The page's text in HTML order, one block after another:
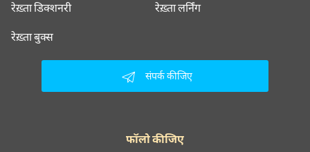
रेख़्ता डिक्शनरी रेख़्ता लर्निंग
रेख़्ता बुक्स
संपर्क कीजिए
फॉलो कीजिए